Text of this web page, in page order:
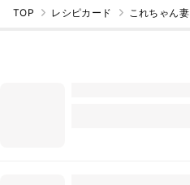
TOP レシピカード これちゃん妻